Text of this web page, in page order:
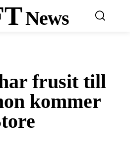
News
frusit till
kommer